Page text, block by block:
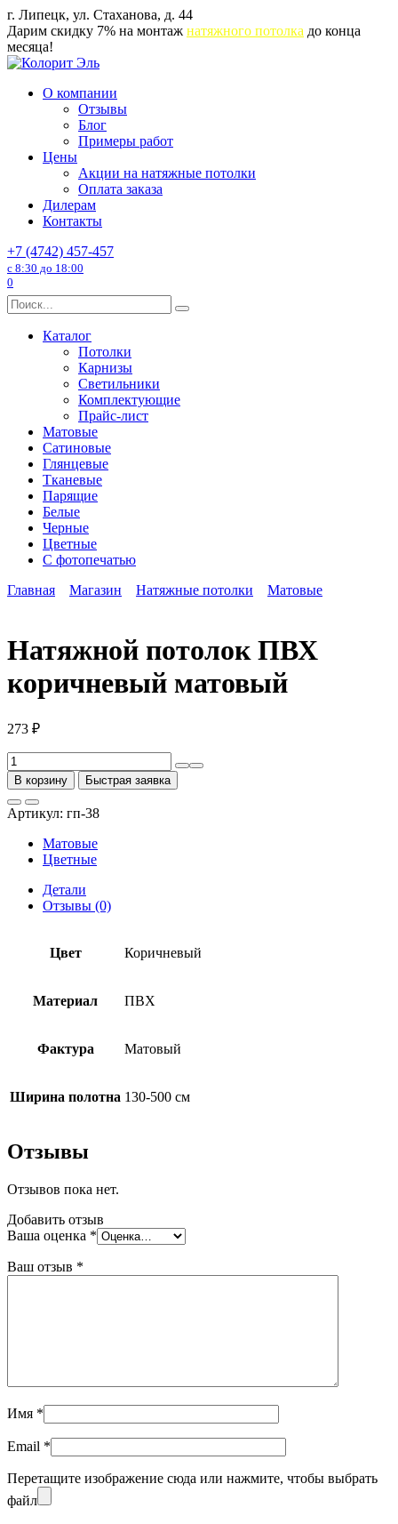
Перейти
к
содержанию
г. Липецк, ул. Стаханова, д. 44
Дарим скидку 7% на монтаж натяжного потолка до конца
месяца!
О компании
Отзывы
Блог
Примеры работ
Цены
Акции на натяжные потолки
Оплата заказа
Дилерам
Контакты
+7 (4742) 457-457
с 8:30 до 18:00
0
Search
for:
Каталог
Потолки
Карнизы
Светильники
Комплектующие
Прайс-лист
Матовые
Сатиновые
Глянцевые
Тканевые
Парящие
Белые
Черные
Цветные
С фотопечатью
Главная
Магазин Натяжные потолки Матовые
Натяжной потолок ПВХ
коричневый матовый
273 ₽
Количество
товара
Натяжной
потолок
ПВХ
коричневый
матовый
В корзину Быстрая заявка
Артикул: гп-38
Матовые
Цветные
Детали
Отзывы (0)
Цвет Коричневый
Материал ПВХ
Фактура Матовый
Ширина полотна 130-500 см
Отзывы
Отзывов пока нет.
Добавить отзыв
Ваша оценка *
Ваш отзыв *
Имя *
Email *
Перетащите изображение сюда или нажмите, чтобы выбрать
файл